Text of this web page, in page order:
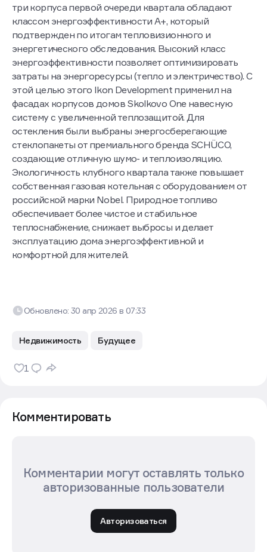
три корпуса первой очереди квартала обладают
классом энергоэффективности А+, который
подтвержден по итогам тепловизионного и
энергетического обследования. Высокий класс
энергоэффективности позволяет оптимизировать
затраты на энергоресурсы (тепло и электричество). С
этой целью этого Ikon Development применил на
фасадах корпусов домов Skolkovo One навесную
систему с увеличенной теплозащитой. Для
остекления были выбраны энергосберегающие
стеклопакеты от премиального бренда SCHÜCO,
создающие отличную шумо- и теплоизоляцию.
Экологичность клубного квартала также повышает
собственная газовая котельная с оборудованием от
российской марки Nobel. Природное топливо
обеспечивает более чистое и стабильное
теплоснабжение, снижает выбросы и делает
эксплуатацию дома энергоэффективной и
комфортной для жителей.
Обновлено: 30 апр 2026в 07:33
Недвижимость Будущее
1
Комментировать
Комментарии могут оставлять только
авторизованные пользователи
Авторизоваться